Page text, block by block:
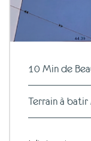
10 Min de
Terrain à